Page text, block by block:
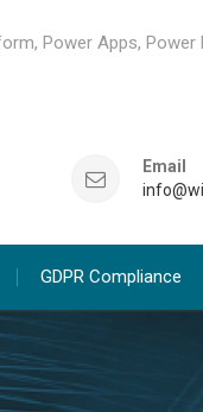
Power Apps, Power
Email
GDPR Compliance